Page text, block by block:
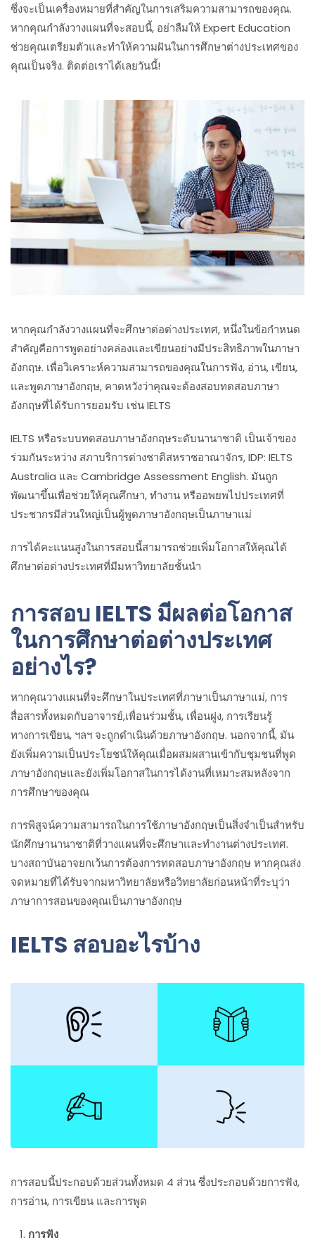
ซึ่งจะเป็นเครื่องหมายที่สำคัญในการเสริมความสามารถของคุณ.
หากคุณกำลังวางแผนที่จะสอบนี้, อย่าลืมให้ Expert Education
ช่วยคุณเตรียมตัวและทำให้ความฝันในการศึกษาต่างประเทศของ
คุณเป็นจริง. ติดต่อเราได้เลยวันนี้!
หากคุณกำลังวางแผนที่จะศึกษาต่อต่างประเทศ, หนึ่งในข้อกำหนด
สำคัญคือการพูดอย่างคล่องและเขียนอย่างมีประสิทธิภาพในภาษา
อังกฤษ. เพื่อวิเคราะห์ความสามารถของคุณในการฟัง, อ่าน, เขียน,
และพูดภาษาอังกฤษ, คาดหวังว่าคุณจะต้องสอบทดสอบภาษา
อังกฤษที่ได้รับการยอมรับ เช่น IELTS
IELTS หรือระบบทดสอบภาษาอังกฤษระดับนานาชาติ เป็นเจ้าของ
ร่วมกันระหว่าง สภาบริการต่างชาติสหราชอาณาจักร, IDP: IELTS
Australia และ Cambridge Assessment English. มันถูก
พัฒนาขึ้นเพื่อช่วยให้คุณศึกษา, ทำงาน หรืออพยพไปประเทศที่
ประชากรมีส่วนใหญ่เป็นผู้พูดภาษาอังกฤษเป็นภาษาแม่
การได้คะแนนสูงในการสอบนี้สามารถช่วยเพิ่มโอกาสให้คุณได้
ศึกษาต่อต่างประเทศที่มีมหาวิทยาลัยชั้นนำ
การสอบ IELTS มีผลต่อโอกาส
ในการศึกษาต่อต่างประเทศ
อย่างไร?
หากคุณวางแผนที่จะศึกษาในประเทศที่ภาษาเป็นภาษาแม่, การ
สื่อสารทั้งหมดกับอาจารย์,เพื่อนร่วมชั้น, เพื่อนฝูง, การเรียนรู้
ทางการเขียน, ฯลฯ จะถูกดำเนินด้วยภาษาอังกฤษ. นอกจากนี้, มัน
ยังเพิ่มความเป็นประโยชน์ให้คุณเมื่อผสมผสานเข้ากับชุมชนที่พูด
ภาษาอังกฤษและยังเพิ่มโอกาสในการได้งานที่เหมาะสมหลังจาก
การศึกษาของคุณ
การพิสูจน์ความสามารถในการใช้ภาษาอังกฤษเป็นสิ่งจำเป็นสำหรับ
นักศึกษานานาชาติที่วางแผนที่จะศึกษาและทำงานต่างประเทศ.
บางสถาบันอาจยกเว้นการต้องการทดสอบภาษาอังกฤษ หากคุณส่ง
จดหมายที่ได้รับจากมหาวิทยาลัยหรือวิทยาลัยก่อนหน้าที่ระบุว่า
ภาษาการสอนของคุณเป็นภาษาอังกฤษ
IELTS สอบอะไรบ้าง
การสอบนี้ประกอบด้วยส่วนทั้งหมด 4 ส่วน ซึ่งประกอบด้วยการฟัง,
การอ่าน, การเขียน และการพูด
การฟัง